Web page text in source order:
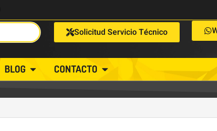
Solicitud Servicio Técnico
BLOG CONTACTO